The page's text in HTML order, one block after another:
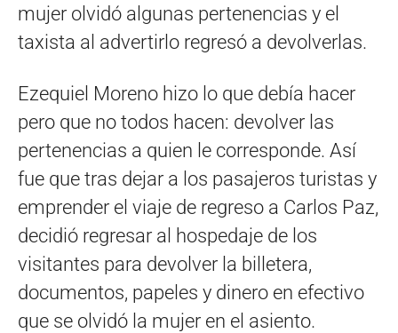
mujer olvidó algunas pertenencias y el
taxista al advertirlo regresó a devolverlas.
Ezequiel Moreno hizo lo que debía hacer
pero que no todos hacen: devolver las
pertenencias a quien le corresponde. Así
fue que tras dejar a los pasajeros turistas y
emprender el viaje de regreso a Carlos Paz,
decidió regresar al hospedaje de los
visitantes para devolver la billetera,
documentos, papeles y dinero en efectivo
que se olvidó la mujer en el asiento.